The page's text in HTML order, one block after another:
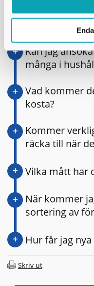
Varför är
Kan jag
många i
Vad kommer
kosta?
Kommer
räcka till när
Vilka mått har
När kommer
sortering av
Hur får jag
Skriv ut